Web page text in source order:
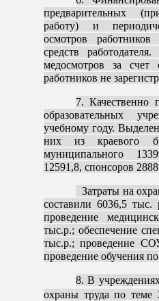
предварительных
работу) и
осмотров
средств
медосмотров за счет
работников не
7. Качественно
образовательных
учебному году.
них из краевого
муниципального
12591,8, спонсоров
Затраты на
составили 6036,5
проведение
тыс.р.; обеспечение
тыс.р.; проведение
проведение обучения
8. В
охраны труда по теме